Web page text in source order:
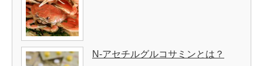
N-アセチルグルコサミンとは？